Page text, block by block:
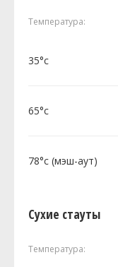
Температура:
35°c
65°c
78°c (мэш-аут)
Сухие стауты
Температура: